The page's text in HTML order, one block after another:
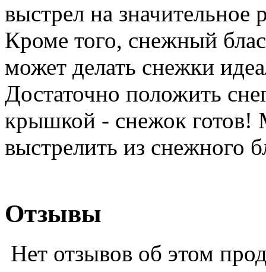
выстрел на значительное
Кроме того, снежный
может делать снежки
Достаточно положить
крышкой - снежок готов!
выстрелить из снежного
Отзывы
Нет отзывов об этом